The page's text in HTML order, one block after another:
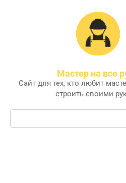
Мастер на все
Сайт для тех, кто любит
строить своими
Поиск: